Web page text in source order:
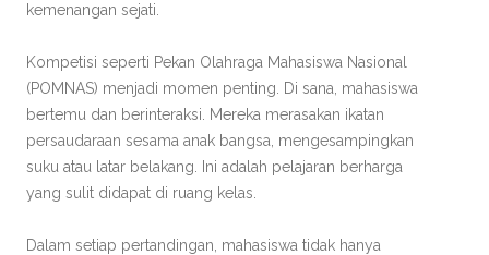
kemenangan sejati.
Kompetisi seperti Pekan Olahraga Mahasiswa Nasional
(POMNAS) menjadi momen penting. Di sana, mahasiswa
bertemu dan berinteraksi. Mereka merasakan ikatan
persaudaraan sesama anak bangsa, mengesampingkan
suku atau latar belakang. Ini adalah pelajaran berharga
yang sulit didapat di ruang kelas.
Dalam setiap pertandingan, mahasiswa tidak hanya